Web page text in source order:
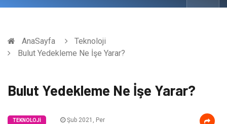
AnaSayfa
Teknoloji
Bulut Yedekleme Ne İşe Yarar?
Bulut Yedekleme Ne İşe Yarar?
TEKNOLOJI Şub 2021, Per